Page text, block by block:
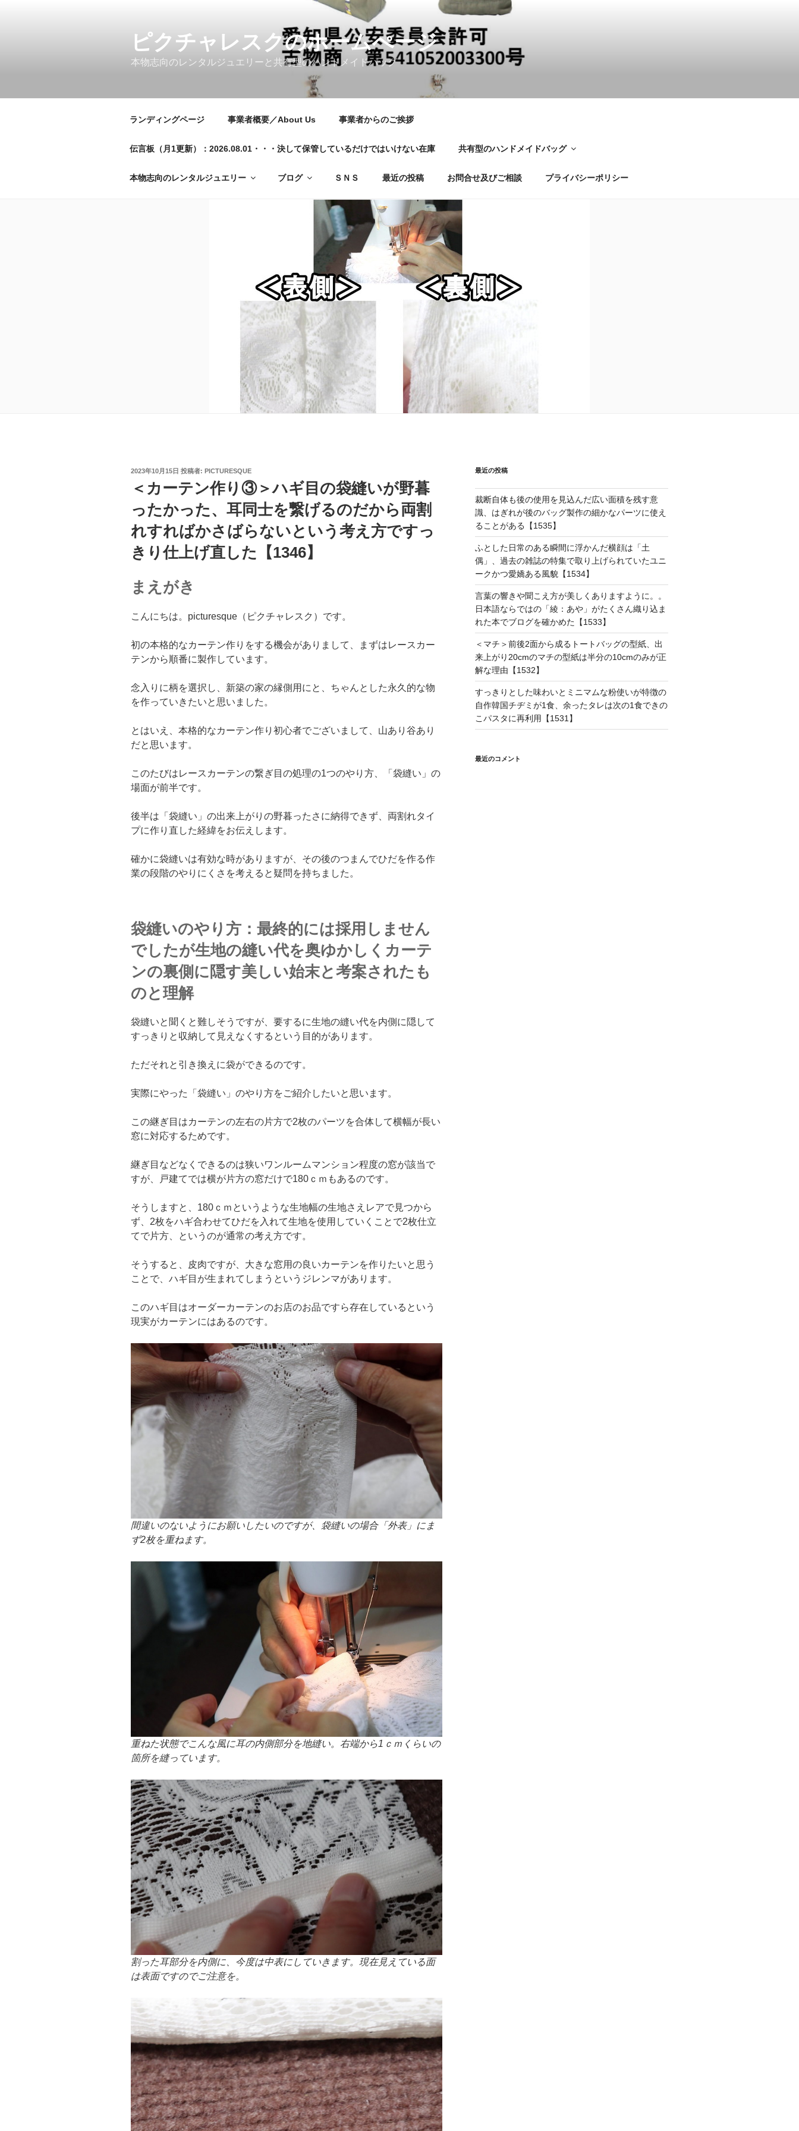
ピクチャレスクのホームぺージ
本物志向のレンタルジュエリーと共有型のハンドメイドバッグ
ランディングページ 事業者概要／About Us 事業者からのご挨拶
伝言板（月1更新）：2026.08.01・・・決して保管しているだけではいけない在庫 共有型のハンドメイドバッグ
本物志向のレンタルジュエリー ブログ ＳＮＳ 最近の投稿 お問合せ及びご相談 プライバシーポリシー
投
日:
2023年10月15日 投稿者: PICTURESQUE
＜カーテン作り③＞ハギ目の袋縫いが野暮
ったかった、耳同士を繋げるのだから両割
れすればかさばらないという考え方ですっ
きり仕上げ直した【1346】
まえがき
こんにちは。picturesque（ピクチャレスク）です。
初の本格的なカーテン作りをする機会がありまして、まずはレースカー
テンから順番に製作しています。
念入りに柄を選択し、新築の家の縁側用にと、ちゃんとした永久的な物
を作っていきたいと思いました。
とはいえ、本格的なカーテン作り初心者でございまして、山あり谷あり
だと思います。
このたびはレースカーテンの繋ぎ目の処理の1つのやり方、「袋縫い」の
場面が前半です。
後半は「袋縫い」の出来上がりの野暮ったさに納得できず、両割れタイ
プに作り直した経緯をお伝えします。
確かに袋縫いは有効な時がありますが、その後のつまんでひだを作る作
業の段階のやりにくさを考えると疑問を持ちました。
袋縫いのやり方：最終的には採用しません
でしたが生地の縫い代を奥ゆかしくカーテ
ンの裏側に隠す美しい始末と考案されたも
のと理解
袋縫いと聞くと難しそうですが、要するに生地の縫い代を内側に隠して
すっきりと収納して見えなくするという目的があります。
ただそれと引き換えに袋ができるのです。
実際にやった「袋縫い」のやり方をご紹介したいと思います。
この継ぎ目はカーテンの左右の片方で2枚のパーツを合体して横幅が長い
窓に対応するためです。
継ぎ目などなくできるのは狭いワンルームマンション程度の窓が該当で
すが、戸建てでは横が片方の窓だけで180ｃｍもあるのです。
そうしますと、180ｃｍというような生地幅の生地さえレアで見つから
ず、2枚をハギ合わせてひだを入れて生地を使用していくことで2枚仕立
てで片方、というのが通常の考え方です。
そうすると、皮肉ですが、大きな窓用の良いカーテンを作りたいと思う
ことで、ハギ目が生まれてしまうというジレンマがあります。
このハギ目はオーダーカーテンのお店のお品ですら存在しているという
現実がカーテンにはあるのです。
間違いのないようにお願いしたいのですが、袋縫いの場合「外表」にま
ず2枚を重ねます。
重ねた状態でこんな風に耳の内側部分を地縫い。右端から1ｃｍくらいの
箇所を縫っています。
割った耳部分を内側に、今度は中表にしていきます。現在見えている面
は表面ですのでご注意を。
最近の投稿
裁断自体も後の使用を見込んだ広い面積を残す意
識、はぎれが後のバッグ製作の細かなパーツに使え
ることがある【1535】
ふとした日常のある瞬間に浮かんだ横顔は「土
偶」、過去の雑誌の特集で取り上げられていたユニ
ークかつ愛嬌ある風貌【1534】
言葉の響きや聞こえ方が美しくありますように。。
日本語ならではの「綾：あや」がたくさん織り込ま
れた本でブログを確かめた【1533】
＜マチ＞前後2面から成るトートバッグの型紙、出
来上がり20cmのマチの型紙は半分の10cmのみが正
解な理由【1532】
すっきりとした味わいとミニマムな粉使いが特徴の
自作韓国チヂミが1食、余ったタレは次の1食できの
こパスタに再利用【1531】
最近のコメント